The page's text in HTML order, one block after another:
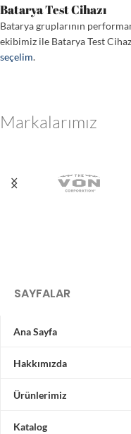
Batarya Test Cihazı
Batarya gruplarının
ekibimiz ile Batarya Test
seçelim.
Markalarımız
SAYFALAR
Ana Sayfa
Hakkımızda
Ürünlerimiz
Katalog